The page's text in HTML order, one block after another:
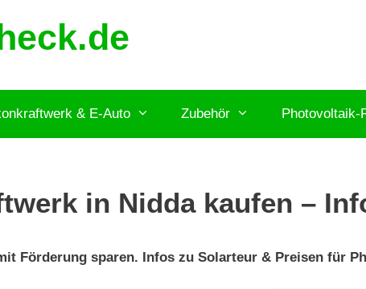
& E-Auto Zubehör Photovoltaik-
in Nidda kaufen –
Förderung sparen. Infos zu Solarteur & Preisen für